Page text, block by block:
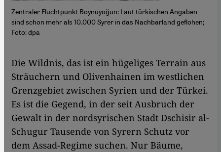
Zentraler Fluchtpunkt Boynuyoğun: Laut türkischen Angaben
sind schon mehr als 10.000 Syrer in das Nachbarland geflohen;
Foto: dpa
​​Die Wildnis, das ist ein hügeliges Terrain aus
Sträuchern und Olivenhainen im westlichen
Grenzgebiet zwischen Syrien und der Türkei.
Es ist die Gegend, in der seit Ausbruch der
Gewalt in der nordsyrischen Stadt Dschisir al-
Schugur Tausende von Syrern Schutz vor
dem Assad-Regime suchen. Nur Bäume,